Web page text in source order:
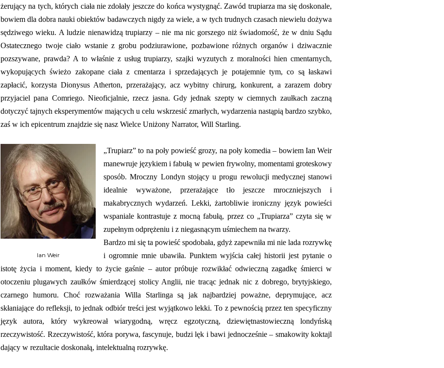
żerujący na tych, których ciała nie zdołały jeszcze do końca wystygnąć. Zawód trupiarza ma się doskonale,
bowiem dla dobra nauki obiektów badawczych nigdy za wiele, a w tych trudnych czasach niewielu dożywa
sędziwego wieku. A ludzie nienawidzą trupiarzy – nie ma nic gorszego niż świadomość, że w dniu Sądu
Ostatecznego twoje ciało wstanie z grobu podziurawione, pozbawione różnych organów i dziwacznie
pozszywane, prawda? A to właśnie z usług trupiarzy, szajki wyzutych z moralności hien cmentarnych,
wykopujących świeżo zakopane ciała z cmentarza i sprzedających je potajemnie tym, co są łaskawi
zapłacić, korzysta Dionysus Atherton, przerażający, acz wybitny chirurg, konkurent, a zarazem dobry
przyjaciel pana Comriego. Nieoficjalnie, rzecz jasna. Gdy jednak szepty w ciemnych zaułkach zaczną
dotyczyć tajnych eksperymentów mających u celu wskrzesić zmarłych, wydarzenia nastąpią bardzo szybko,
zaś w ich epicentrum znajdzie się nasz Wielce Uniżony Narrator, Will Starling.
Ian Weir
„Trupiarz” to na poły powieść grozy, na poły komedia – bowiem Ian Weir
manewruje językiem i fabułą w pewien frywolny, momentami groteskowy
sposób. Mroczny Londyn stojący u progu rewolucji medycznej stanowi
idealnie wyważone, przerażające tło jeszcze mroczniejszych i
makabrycznych wydarzeń. Lekki, żartobliwie ironiczny język powieści
wspaniale kontrastuje z mocną fabułą, przez co „Trupiarza” czyta się w
zupełnym odprężeniu i z niegasnącym uśmiechem na twarzy.
Bardzo mi się ta powieść spodobała, gdyż zapewniła mi nie lada rozrywkę
i ogromnie mnie ubawiła. Punktem wyjścia całej historii jest pytanie o
istotę życia i moment, kiedy to życie gaśnie – autor próbuje rozwikłać odwieczną zagadkę śmierci w
otoczeniu plugawych zaułków śmierdzącej stolicy Anglii, nie tracąc jednak nic z dobrego, brytyjskiego,
czarnego humoru. Choć rozważania Willa Starlinga są jak najbardziej poważne, deprymujące, acz
skłaniające do refleksji, to jednak odbiór treści jest wyjątkowo lekki. To z pewnością przez ten specyficzny
język autora, który wykreował wiarygodną, wręcz egzotyczną, dziewiętnastowieczną londyńską
rzeczywistość. Rzeczywistość, która porywa, fascynuje, budzi lęk i bawi jednocześnie – smakowity koktajl
dający w rezultacie doskonałą, intelektualną rozrywkę.